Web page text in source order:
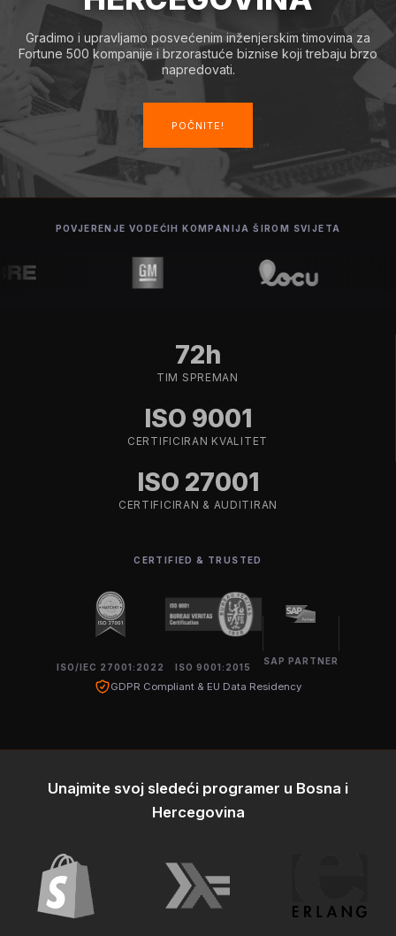
Gradimo i upravljamo posvećenim inženjerskim timovima za
Fortune 500 kompanije i brzorastuće biznise koji trebaju brzo
napredovati.
POČNITE!
POVJERENJE VODEĆIH KOMPANIJA ŠIROM SVIJETA
72h
TIM SPREMAN
ISO 9001
CERTIFICIRAN KVALITET
ISO 27001
CERTIFICIRAN & AUDITIRAN
CERTIFIED & TRUSTED
ISO/IEC 27001:2022 ISO 9001:2015
SAP PARTNER
GDPR Compliant & EU Data Residency
Unajmite svoj sledeći programer u Bosna i
Hercegovina